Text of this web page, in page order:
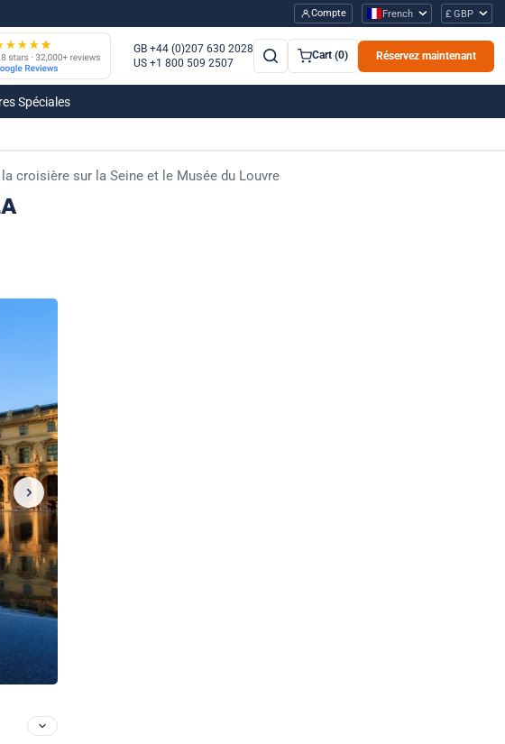
Compte French £ GBP
GB +44 (0)207 630 2028
US +1 800 509 2507
Cart (0) Réservez maintenant
Spéciales
croisière sur la Seine et le Musée du Louvre